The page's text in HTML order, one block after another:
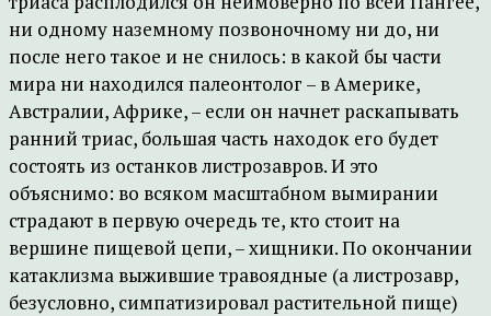
ни одному наземному позвоночному ни до, ни
после него такое и не снилось: в какой бы части
мира ни находился палеонтолог – в Америке,
Австралии, Африке, – если он начнет раскапывать
ранний триас, большая часть находок его будет
состоять из останков листрозавров. И это
объяснимо: во всяком масштабном вымирании
страдают в первую очередь те, кто стоит на
вершине пищевой цепи, – хищники. По окончании
катаклизма выжившие травоядные (а листрозавр,
безусловно, симпатизировал растительной пище)